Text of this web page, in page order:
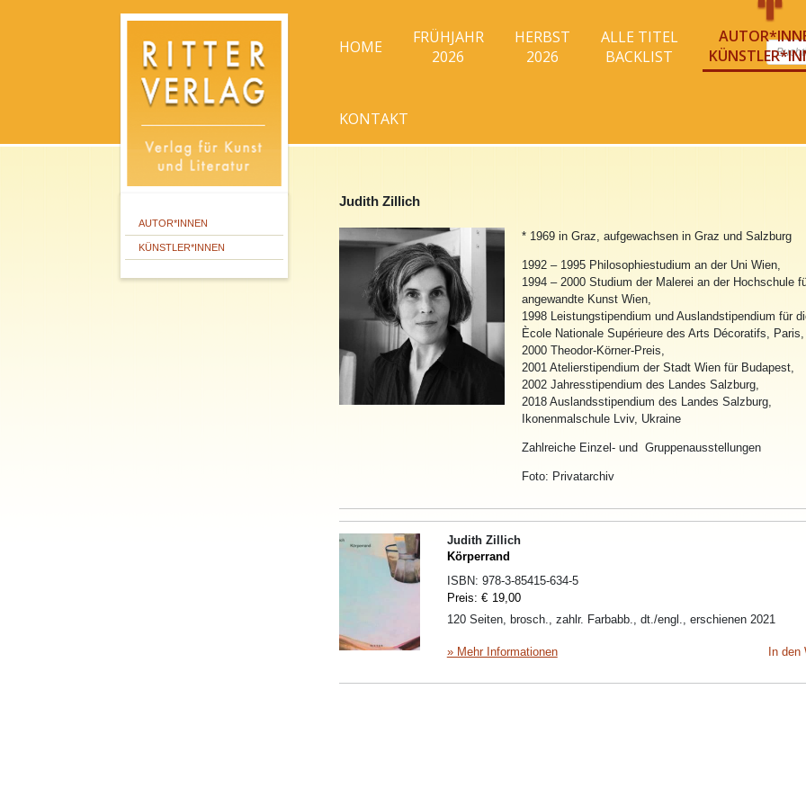
search
HOME
FRÜHJAHR
2026
HERBST
2026
ALLE TITEL
BACKLIST
KONTAKT
AUTOR*INNEN
KÜNSTLER*INNEN
Judith Zillich
* 1969 in Graz, aufgewachsen in Graz und Salzburg
1992 – 1995 Philosophiestudium an der Uni Wien,
1994 – 2000 Studium der Malerei an der Hochschule
angewandte Kunst Wien,
1998 Leistungstipendium und Auslandstipendium für
Ècole Nationale Supérieure des Arts Décoratifs, Paris,
2000 Theodor-Körner-Preis,
2001 Atelierstipendium der Stadt Wien für Budapest,
2002 Jahresstipendium des Landes Salzburg,
2018 Auslandsstipendium des Landes Salzburg,
Ikonenmalschule Lviv, Ukraine
Zahlreiche Einzel- und Gruppenausstellungen
Foto: Privatarchiv
Judith Zillich
Körperrand
ISBN: 978-3-85415-634-5
Preis: € 19,00
120 Seiten, brosch., zahlr. Farbabb., dt./engl., erschienen 2021
» Mehr Informationen In den